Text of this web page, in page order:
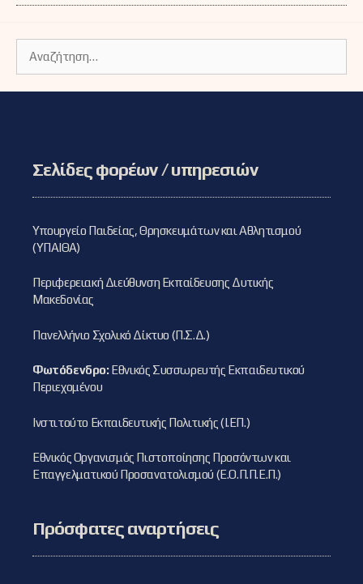
για:
Σελίδες φορέων / υπηρεσιών
Υπουργείο Παιδείας, Θρησκευμάτων και Αθλητισμού
(ΥΠΑΙΘΑ)
Περιφερειακή Διεύθυνση Εκπαίδευσης Δυτικής
Μακεδονίας
Πανελλήνιο Σχολικό Δίκτυο (Π.Σ.Δ.)
Φωτόδενδρο:Εθνικός Συσσωρευτής Εκπαιδευτικού
Περιεχομένου
Ινστιτούτο Εκπαιδευτικής Πολιτικής (Ι.ΕΠ.)
Εθνικός Οργανισμός Πιστοποίησης Προσόντων και
Επαγγελματικού Προσανατολισμού (Ε.Ο.Π.Π.Ε.Π.)
Πρόσφατες αναρτήσεις